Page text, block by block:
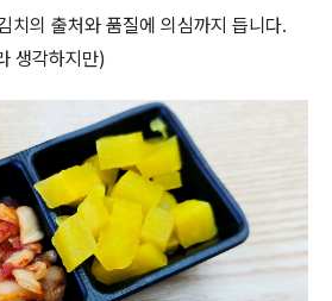
치의 출처와 품질에 의심까지 듭니다.
생각하지만)